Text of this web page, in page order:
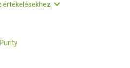
értékelésekhez